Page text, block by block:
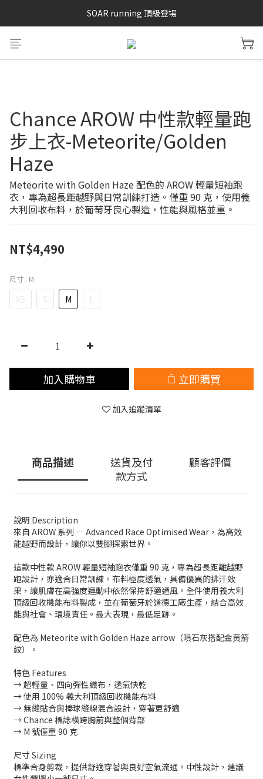
SAYSKY 26'春夏兩件85折
SOAR running 頂級登場
加入LINE好友 再領100購物金 點我加入
Chance AROW 中性款輕量跑
步上衣-Meteorite/Golden
Haze
Meteorite with Golden Haze 配色的 AROW 輕量短袖跑
衣，專為超長距越野與日常訓練打造。僅重 90 克，使用義
大利回收布料，於葡萄牙良心製造，性能與風格並重。
NT$4,490
尺寸 : M
XS S M L
加入購物車 立即購買
加入追蹤清單
商品描述
送貨及付
款方式
顧客評價
說明 Description
來自 AROW 系列 — Advanced Race Optimised Wear，為高效
能越野而設計，讓你以雙腳探索世界。
這款中性款 AROW 輕量短袖跑衣僅重 90 克，專為超長距離越野
跑設計，亦適合日常訓練。布料極度透氣，具備優異的排汗效
果，讓肌膚在高強度運動中依然保持舒適通風。全件使用義大利
頂級回收機能布料製成，並在葡萄牙於道德工廠生產，結合高效
能與社會、環境責任。最大表現，最低足跡。
配色為 Meteorite with Golden Haze arrow（隕石灰搭配金黃箭
紋）。
特色 Features
→ 超輕量、四向彈性織布，透氣快乾
→ 使用 100% 義大利頂級回收機能布料
→ 無縫貼合與棒球縫線混合設計，穿著更舒適
→ Chance 標誌橫跨胸前與整個背部
→ M 號僅重 90 克
尺寸 Sizing
標準合身剪裁，提供舒適穿著與良好空氣流通。中性設計，建議